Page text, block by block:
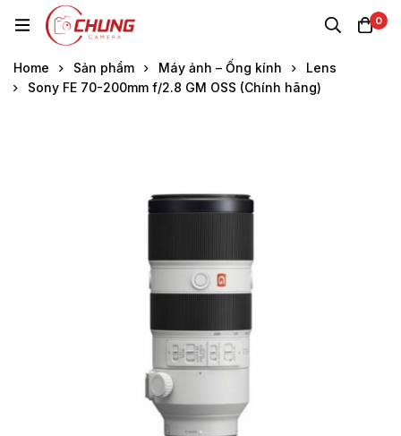
0
Home Sản phẩm Máy ảnh – Ống kính
Lens
Sony FE 70-200mm f/2.8 GM OSS (Chính hãng)